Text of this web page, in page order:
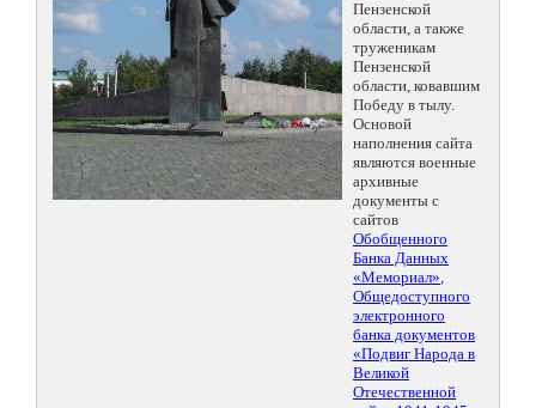
Пензенской
области, а также
труженикам
Пензенской
области, ковавшим
Победу в тылу.
Основой
наполнения сайта
являются военные
архивные
документы с
сайтов
Обобщенного
Банка Данных
«Мемориал»,
Общедоступного
электронного
банка документов
«Подвиг Народа в
Великой
Отечественной